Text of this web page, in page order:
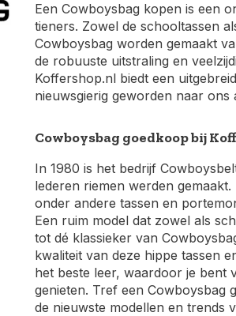
Een Cowboysbag kopen is een
tieners. Zowel de schooltassen
Cowboysbag worden gemaakt
de robuuste uitstraling en
Koffershop.nl biedt een
nieuwsgierig geworden naar
Cowboysbag goedkoop bij
In 1980 is het bedrijf
lederen riemen werden
onder andere tassen en
Een ruim model dat zowel als
tot dé klassieker van
kwaliteit van deze hippe tassen
het beste leer, waardoor je bent
genieten. Tref een Cowboysbag
de nieuwste modellen en trends